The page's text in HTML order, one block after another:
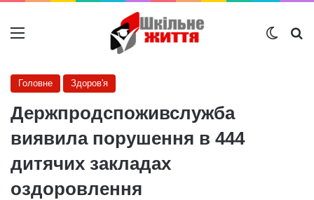
Меню
Головне Здоров'я
Держпродспоживслужба
виявила порушення в 444
дитячих закладах
оздоровлення